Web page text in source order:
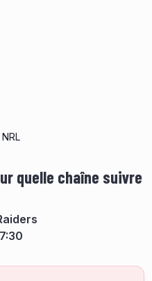
NRL
quelle chaîne suivre